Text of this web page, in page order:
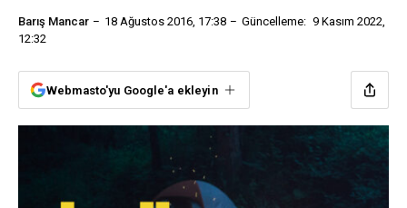
Barış Mancar 18 Ağustos 2016, 17:38 Güncelleme: 9 Kasım 2022,
12:32
Webmasto'yu Google'a ekleyin